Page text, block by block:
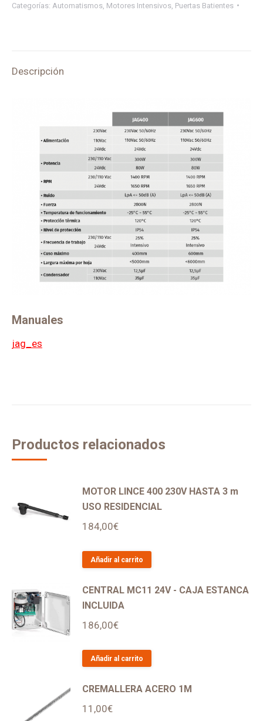
USO
Categorías: Automatismos Motores Intensivos Puertas Batientes
Descripción
Manuales
jag_es
Productos relacionados
MOTOR LINCE 400 230V HASTA 3 m
USO RESIDENCIAL
184,00€
Añadir al carrito
CENTRAL MC11 24V - CAJA ESTANCA
INCLUIDA
186,00€
Añadir al carrito
CREMALLERA ACERO 1M
11,00€